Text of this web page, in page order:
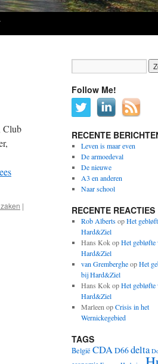
Club
|
Follow Me!
RECENTE
Leven is maar even
De armoedeval
De nieuwe
A3 en anderen
Naar school
RECENTE REACTIES
Rob AlbertsopHet
Hard&Ziel
Hans KokopHet gebløfte
Hard&Ziel
van GrembergheopHet
bij Hard&Ziel
Hans KokopHet gebløfte
Hard&Ziel
Marleen opCrisis in het
Wernickegebied
TAGS
België CDAD66delta